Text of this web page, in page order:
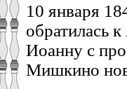
10 января
обратилась
Иоанну с
Мишкино